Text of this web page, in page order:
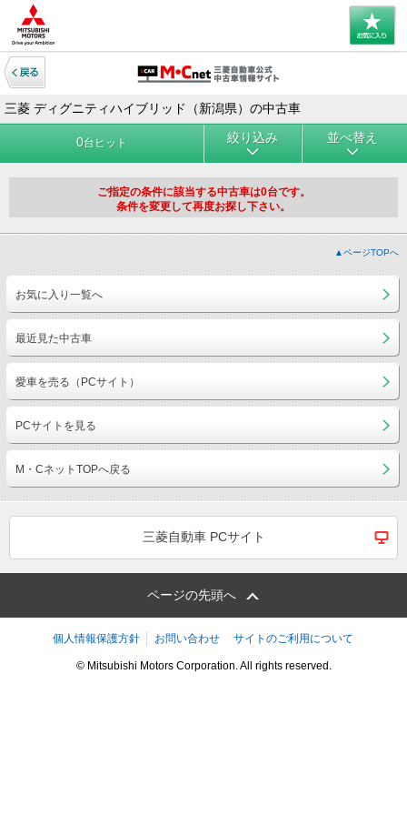
三菱 ディグニティハイブリッド（新潟県）の中古車
0台ヒット 絞り込み 並べ替え
ご指定の条件に該当する中古車は0台です。
条件を変更して再度お探し下さい。
▲ページTOPへ
お気に入り一覧へ
最近見た中古車
愛車を売る（PCサイト）
PCサイトを見る
M・CネットTOPへ戻る
三菱自動車 PCサイト
ページの先頭へ
個人情報保護方針 お問い合わせ サイトのご利用について
© Mitsubishi Motors Corporation. All rights reserved.